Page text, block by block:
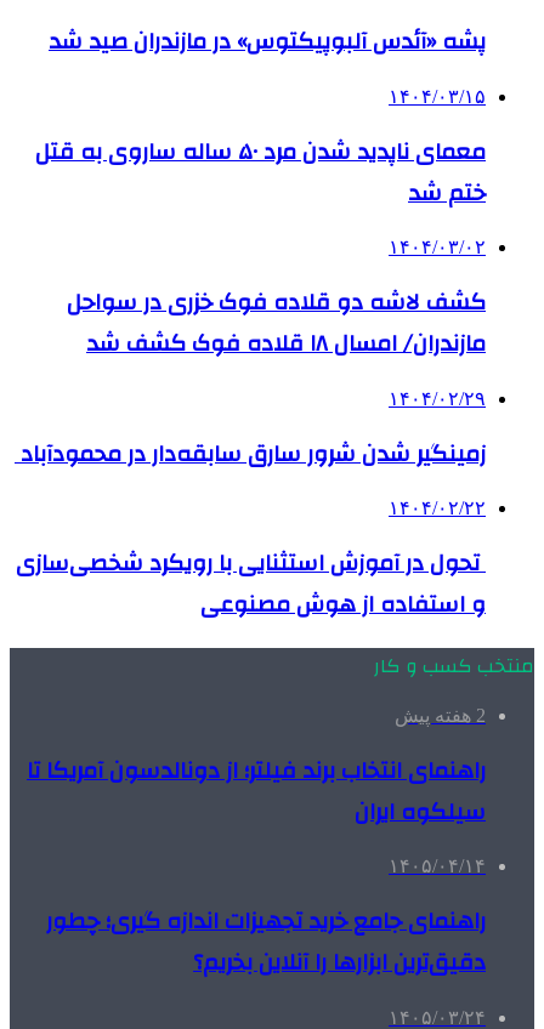
پشه «آئدس آلبوپیکتوس» در مازندران صید شد
۱۴۰۴/۰۳/۱۵
معمای ناپدید شدن مرد ۵۰ ساله ساروی به قتل
ختم شد
۱۴۰۴/۰۳/۰۲
کشف لاشه دو قلاده فوک خزری در سواحل
مازندران/ امسال ۱۸ قلاده فوک کشف شد
۱۴۰۴/۰۲/۲۹
زمینگیر شدن شرور سارق سابقه‌دار در محمودآباد
۱۴۰۴/۰۲/۲۲
تحول در آموزش استثنایی با رویکرد شخصی‌سازی
و استفاده از هوش مصنوعی
منتخب کسب و کار
2 هفته پیش
راهنمای انتخاب برند فیلتر؛ از دونالدسون آمریکا تا
سیلکوه ایران
۱۴۰۵/۰۴/۱۴
راهنمای جامع خرید تجهیزات اندازه گیری؛ چطور
دقیق‌ترین ابزارها را آنلاین بخریم؟
۱۴۰۵/۰۳/۲۴